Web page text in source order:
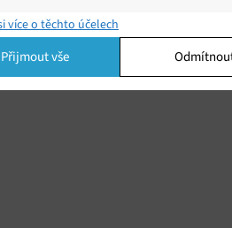
a/nebo přístup k informacím v zařízení,
kombinací údajů z různých zdrojů.
více o těchto účelech
Přijmout vše